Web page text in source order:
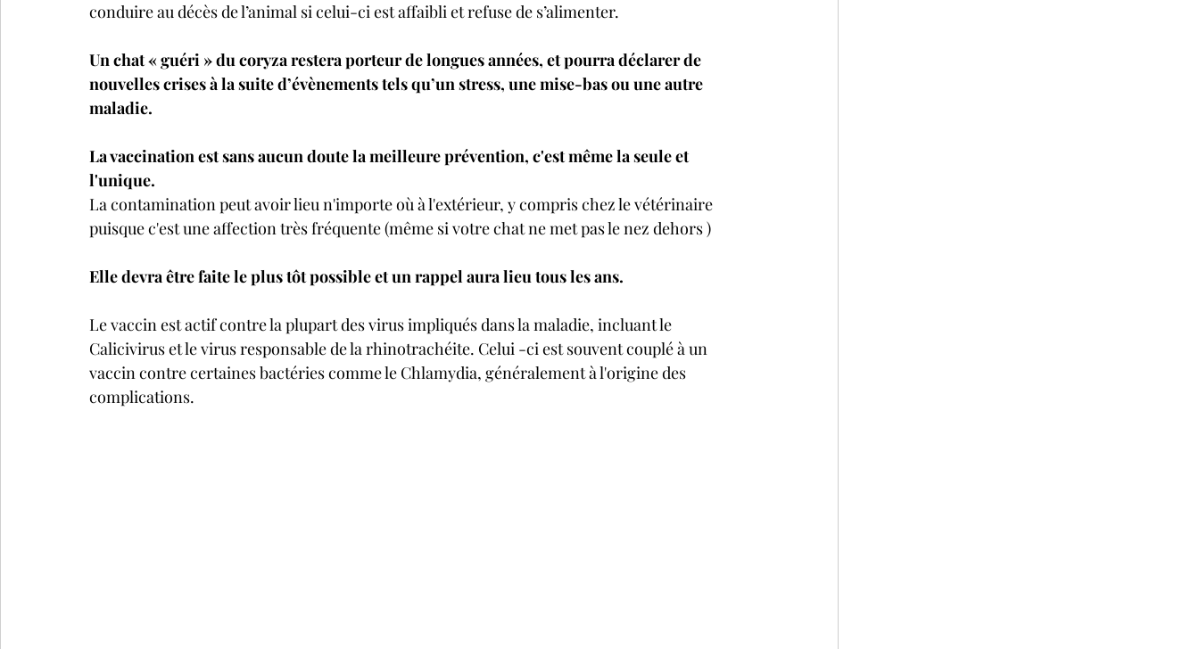
conduire au décès de l’animal si celui-ci est affaibli et refuse de s’alimenter.
Un chat « guéri » du coryza restera porteur de longues années, et pourra déclarer de
nouvelles crises à la suite d’évènements tels qu’un stress, une mise-bas ou une autre
maladie.
La vaccination est sans aucun doute la meilleure prévention, c'est même la seule et
l'unique.
La contamination peut avoir lieu n'importe où à l'extérieur, y compris chez le vétérinaire
puisque c'est une affection très fréquente (même si votre chat ne met pas le nez dehors )
Elle devra être faite le plus tôt possible et un rappel aura lieu tous les ans.
Le vaccin est actif contre la plupart des virus impliqués dans la maladie, incluant le
Calicivirus et le virus responsable de la rhinotrachéite. Celui -ci est souvent couplé à un
vaccin contre certaines bactéries comme le Chlamydia, généralement à l'origine des
complications.